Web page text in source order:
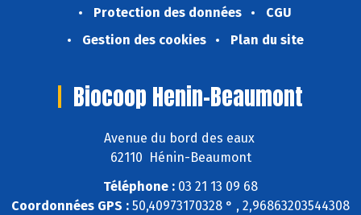
Protection des données
CGU
Gestion des cookies
Plan du site
Biocoop Henin-Beaumont
Avenue du bord des eaux
62110 Hénin-Beaumont
Téléphone : 03 21 13 09 68
Coordonnées GPS : 50,40973170328 ° , 2,96863203544308